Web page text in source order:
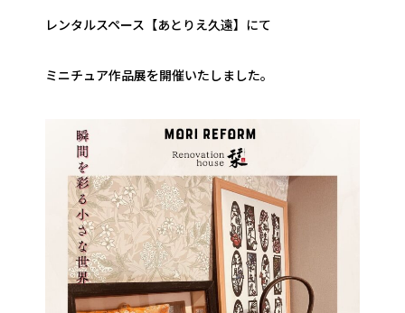
レンタルスペース【あとりえ久遠】にて
ミニチュア作品展を開催いたしました。